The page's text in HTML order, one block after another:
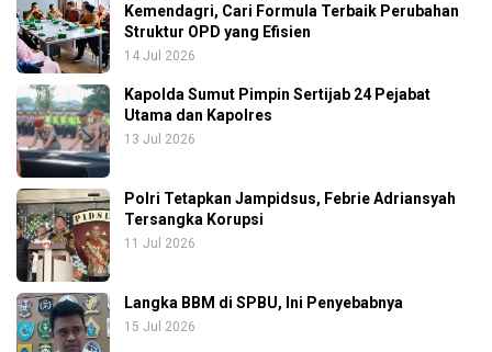
Kemendagri, Cari Formula Terbaik Perubahan
Struktur OPD yang Efisien
14 Jul 2026
Kapolda Sumut Pimpin Sertijab 24 Pejabat
Utama dan Kapolres
13 Jul 2026
Polri Tetapkan Jampidsus, Febrie Adriansyah
Tersangka Korupsi
11 Jul 2026
Langka BBM di SPBU, Ini Penyebabnya
15 Jul 2026